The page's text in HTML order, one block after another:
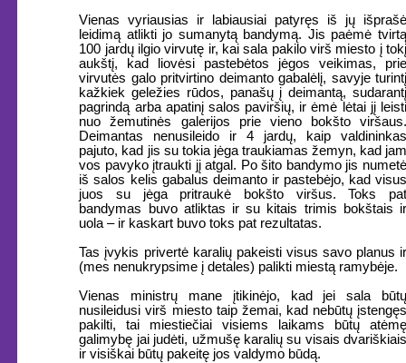
Vienas vyriausias ir labiausiai patyręs iš jų išprašė
leidimą atlikti jo sumanytą bandymą. Jis paėmė tvirtą
100 jardų ilgio virvutę ir, kai sala pakilo virš miesto į tokį
aukštį, kad liovėsi pastebėtos jėgos veikimas, prie
virvutės galo pritvirtino deimanto gabalėlį, savyje turintį
kažkiek geležies rūdos, panašų į deimantą, sudarantį
pagrindą arba apatinį salos paviršių, ir ėmė lėtai jį leisti
nuo žemutinės galerijos prie vieno bokšto viršaus.
Deimantas nenusileido ir 4 jardų, kaip valdininkas
pajuto, kad jis su tokia jėga traukiamas žemyn, kad jam
vos pavyko įtraukti jį atgal. Po šito bandymo jis numetė
iš salos kelis gabalus deimanto ir pastebėjo, kad visus
juos su jėga pritraukė bokšto viršus. Toks pat
bandymas buvo atliktas ir su kitais trimis bokštais ir
uola – ir kaskart buvo toks pat rezultatas.
Tas įvykis privertė karalių pakeisti visus savo planus ir
(mes nenukrypsime į detales) palikti miestą ramybėje.
Vienas ministrų mane įtikinėjo, kad jei sala būtų
nusileidusi virš miesto taip žemai, kad nebūtų įstengęs
pakilti, tai miestiečiai visiems laikams būtų atėmę
galimybę jai judėti, užmušę karalių su visais dvariškiais
ir visiškai būtų pakeitę jos valdymo būdą.